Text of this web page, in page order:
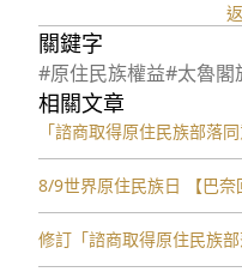
關鍵字
#原住民族權益#太魯閣
相關文章
「諮商取得原住民族部落
8/9世界原住民族日 【巴奈
修訂「諮商取得原住⺠族